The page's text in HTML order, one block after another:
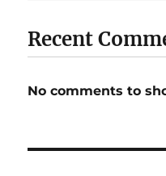
Recent
No comments to